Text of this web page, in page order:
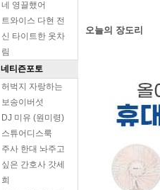
네 영끌했어
트와이스 다현 전
신 타이트한 옷차
림
네티즌포토
허벅지 자랑하는
보송이버섯
DJ 미유 (원미령)
스튜어디스룩
주사 한대 놔주고
싶은 간호사 갓세
희
오늘의 장도리